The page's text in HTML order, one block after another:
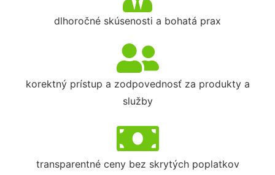
dlhoročné skúsenosti a bohatá prax
korektný prístup a zodpovednosť za produkty a
služby
transparentné ceny bez skrytých poplatkov